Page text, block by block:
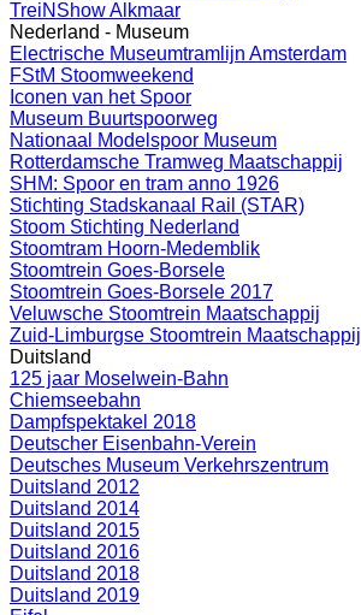
TreiNShow Alkmaar
Nederland - Museum
Electrische Museumtramlijn Amsterdam
FStM Stoomweekend
Iconen van het Spoor
Museum Buurtspoorweg
Nationaal Modelspoor Museum
Rotterdamsche Tramweg Maatschappij
SHM: Spoor en tram anno 1926
Stichting Stadskanaal Rail (STAR)
Stoom Stichting Nederland
Stoomtram Hoorn-Medemblik
Stoomtrein Goes-Borsele
Stoomtrein Goes-Borsele 2017
Veluwsche Stoomtrein Maatschappij
Zuid-Limburgse Stoomtrein Maatschappij
Duitsland
125 jaar Moselwein-Bahn
Chiemseebahn
Dampfspektakel 2018
Deutscher Eisenbahn-Verein
Deutsches Museum Verkehrszentrum
Duitsland 2012
Duitsland 2014
Duitsland 2015
Duitsland 2016
Duitsland 2018
Duitsland 2019